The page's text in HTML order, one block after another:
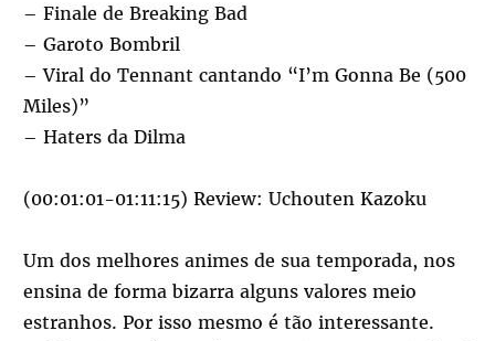
– Finale de Breaking Bad
– Garoto Bombril
– Viral do Tennant cantando “I’m Gonna Be (500
Miles)”
– Haters da Dilma
(00:01:01-01:11:15) Review: Uchouten Kazoku
Um dos melhores animes de sua temporada, nos
ensina de forma bizarra alguns valores meio
estranhos. Por isso mesmo é tão interessante.